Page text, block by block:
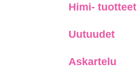
Himi- tuotteet
Uutuudet
Askartelu